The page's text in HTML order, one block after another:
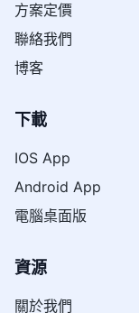
方案定價
聯絡我們
博客
下載
IOS App
Android App
電腦桌面版
資源
關於我們